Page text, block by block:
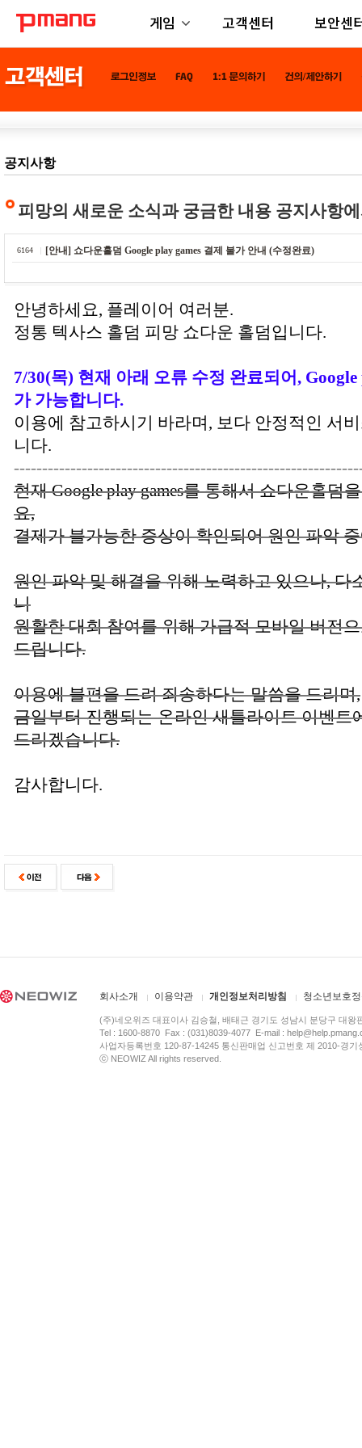
게임 고객센터 보안센
공지사항
피망의 새로운 소식과 궁금한 내용 공지사항
6164 [안내] 쇼다운홀덤 Google play games 결제 불가 안내 (수정완료)
안녕하세요, 플레이어 여러분.
정통 텍사스 홀덤 피망 쇼다운 홀덤입니다.
7/30(목) 현재 아래 오류 수정 완료되어,
가 가능합니다.
이용에 참고하시기 바라며, 보다 안정적인 서
니다.
현재 Google play games를 통해서 쇼다운홀덤
요,
결제가 불가능한 증상이 확인되어 원인 파악
원인 파악 및 해결을 위해 노력하고 있으나, 다
니
원활한 대회 참여를 위해 가급적 모바일 버전
드립니다.
이용에 불편을 드려 죄송하다는 말씀을 드리며,
금일부터 진행되는 온라인 새틀라이트 이벤트
드리겠습니다.
감사합니다.
회사소개 이용약관 개인정보처리방침 청소년보호
(주)네오위즈 대표이사 김승철, 배태근 경기도 성남시 분당구 대왕
Tel : 1600-8870 Fax : (031)8039-4077 E-mail :
사업자등록번호 120-87-14245 통신판매업 신고번호 제 2010-경
ⓒ NEOWIZ All rights reserved.